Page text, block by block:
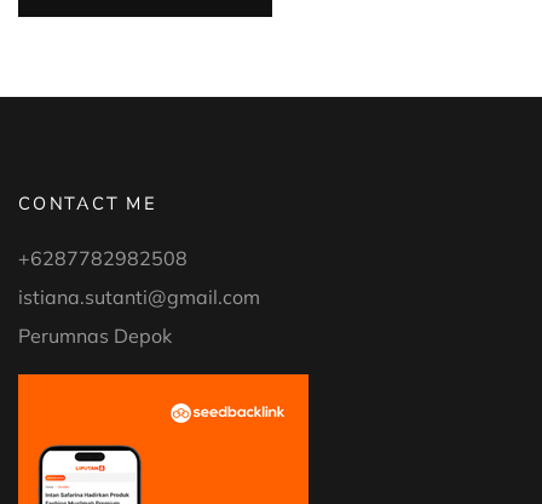
MEMBUAT
CONTACT ME
+6287782982508
istiana.sutanti@gmail.com
Perumnas Depok